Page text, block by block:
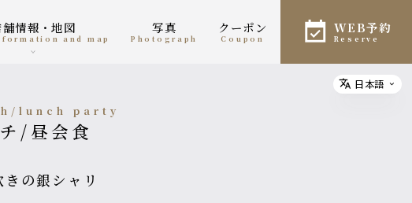
店舗情報・地図
and map
写真
photograph
クーポン
coupon
WEB予約
reserve
lunch party
チ/昼会食
きの銀シャリ
Select
日本語